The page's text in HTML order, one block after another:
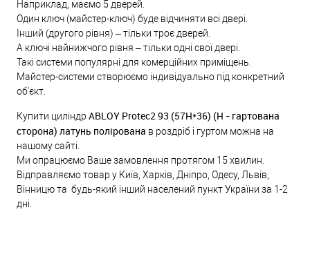
Наприклад, маємо 5 дверей.
Один ключ (майстер-ключ) буде відчиняти всі двері.
Інший (другого рівня) – тільки троє дверей.
А ключі найнижчого рівня – тільки одні свої двері.
Такі системи популярні для комерційних приміщень.
Майстер-системи створюємо індивідуально під конкретний
об'єкт.
Купити циліндр ABLOY Protec2 93 (57H*36) (H - гартована
сторона) латунь полірована в роздріб і гуртом можна на
нашому сайті.
Ми опрацюємо Ваше замовлення протягом 15 хвилин.
Відправляємо товар у Київ, Харків, Дніпро, Одесу, Львів,
Вінницю та будь-який інший населений пункт України за 1-2
дні.